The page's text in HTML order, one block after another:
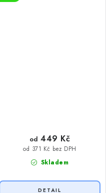
Skladem
od 371 Kč bez DPH
od 449 Kč